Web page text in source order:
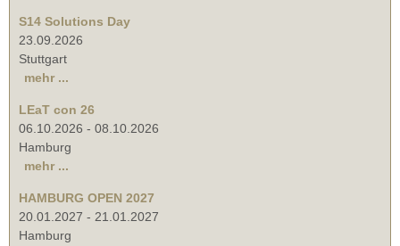
S14 Solutions Day
23.09.2026
Stuttgart
mehr ...
LEaT con 26
06.10.2026 - 08.10.2026
Hamburg
mehr ...
HAMBURG OPEN 2027
20.01.2027 - 21.01.2027
Hamburg